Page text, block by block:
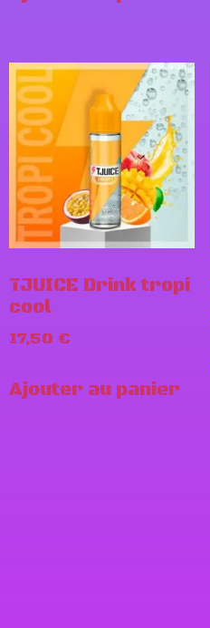
TJUICE Drink tropi
cool
17,50 €
Ajouter au panier